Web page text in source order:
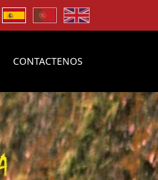
CONTACTENOS